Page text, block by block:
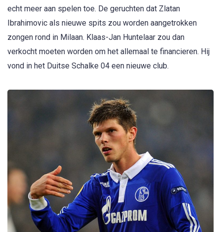
echt meer aan spelen toe. De geruchten dat Zlatan
Ibrahimovic als nieuwe spits zou worden aangetrokken
zongen rond in Milaan. Klaas-Jan Huntelaar zou dan
verkocht moeten worden om het allemaal te financieren. Hij
vond in het Duitse Schalke 04 een nieuwe club.